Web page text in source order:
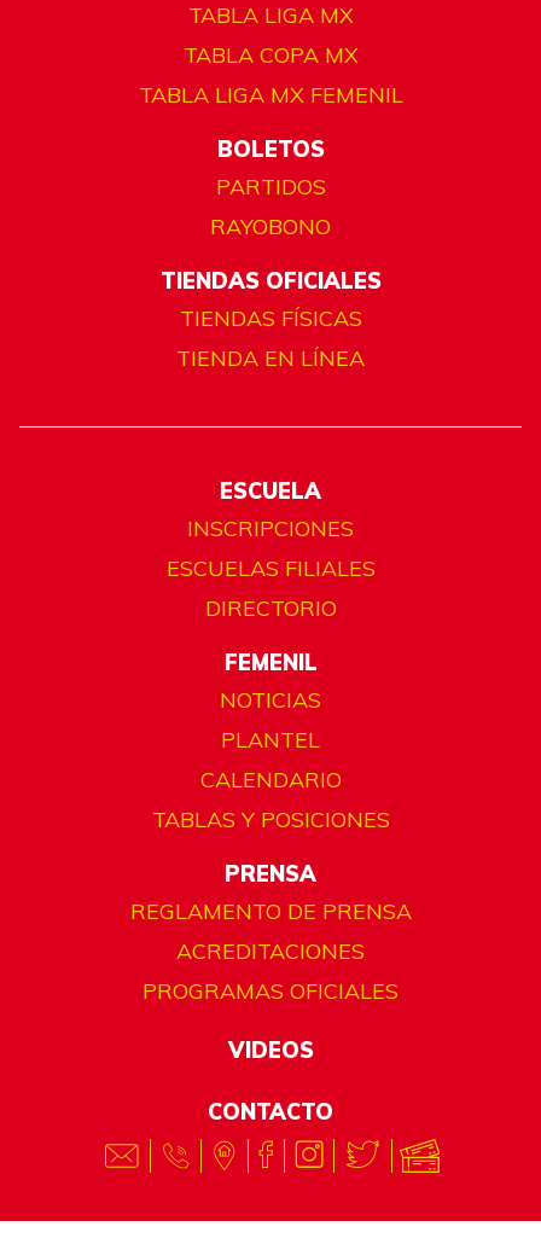
TABLA LIGA MX
TABLA COPA MX
TABLA LIGA MX FEMENIL
BOLETOS
PARTIDOS
RAYOBONO
TIENDAS OFICIALES
TIENDAS FÍSICAS
TIENDA EN LÍNEA
ESCUELA
INSCRIPCIONES
ESCUELAS FILIALES
DIRECTORIO
FEMENIL
NOTICIAS
PLANTEL
CALENDARIO
TABLAS Y POSICIONES
PRENSA
REGLAMENTO DE PRENSA
ACREDITACIONES
PROGRAMAS OFICIALES
VIDEOS
CONTACTO